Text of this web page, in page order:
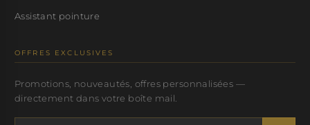
Assistant pointure
OFFRES EXCLUSIVES
Promotions, nouveautés, offres personnalisées —
directement dans votre boîte mail.